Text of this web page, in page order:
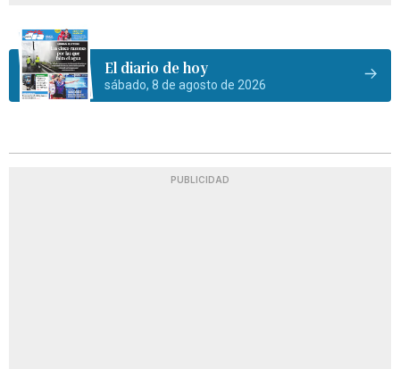
El diario de hoy
sábado, 8 de agosto de 2026
PUBLICIDAD